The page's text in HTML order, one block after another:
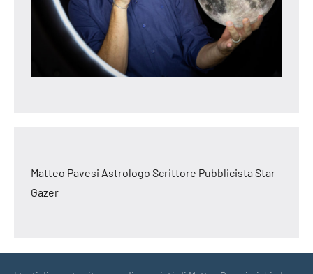
Matteo Pavesi Astrologo Scrittore Pubblicista Star
Gazer